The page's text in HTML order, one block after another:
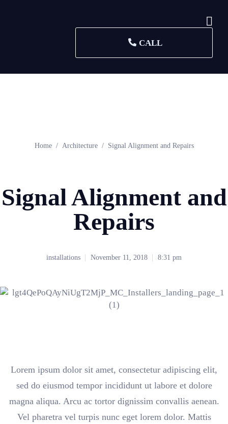
CALL
Home Architecture Signal Alignment and Repairs
Signal Alignment and
Repairs
installations November 11, 2018 8:31 pm
Lorem ipsum dolor sit amet, consectetur adipiscing elit,
sed do eiusmod tempor incididunt ut labore et dolore
magna aliqua. Arcu ac tortor dignissim convallis aenean.
Vel pharetra vel turpis nunc eget lorem dolor. Mattis